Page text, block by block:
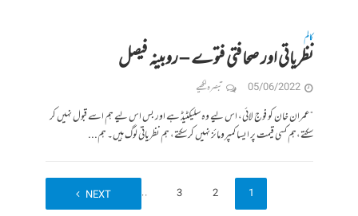
کالم
نظریاتی اور صحافتی فتوے – روبینہ فیصل
05/06/2022 تبصرہ لکھیے
“عمران خان کو فوج لائی، اس لیے وہ سلیکٹیڈ ہے اور بس اس لیے ہم اسے قبول نہیں کر
سکتے،ہم کسی قیمت پر ایسا کمپرومائز نہیں کر سکتے، ہم نظریاتی لوگ ہیں۔ ہم...
1
2
3
…
9
NEXT